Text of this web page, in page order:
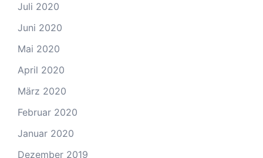
Juli 2020
Juni 2020
Mai 2020
April 2020
März 2020
Februar 2020
Januar 2020
Dezember 2019